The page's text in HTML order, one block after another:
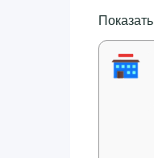
Показать